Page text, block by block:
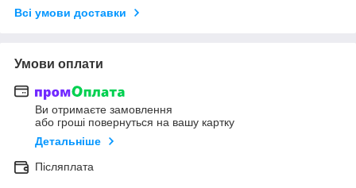
Всі умови доставки
Умови оплати
Ви отримаєте замовлення
або гроші повернуться на вашу картку
Детальніше
Післяплата